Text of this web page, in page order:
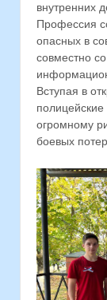
внутренних
Профессия
опасных в
совместно
Вступая в
огромному
боевых